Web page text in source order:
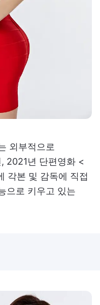
외부적으로
2021년 단편영화 <
각본 및 감독에 직접
으로 키우고 있는